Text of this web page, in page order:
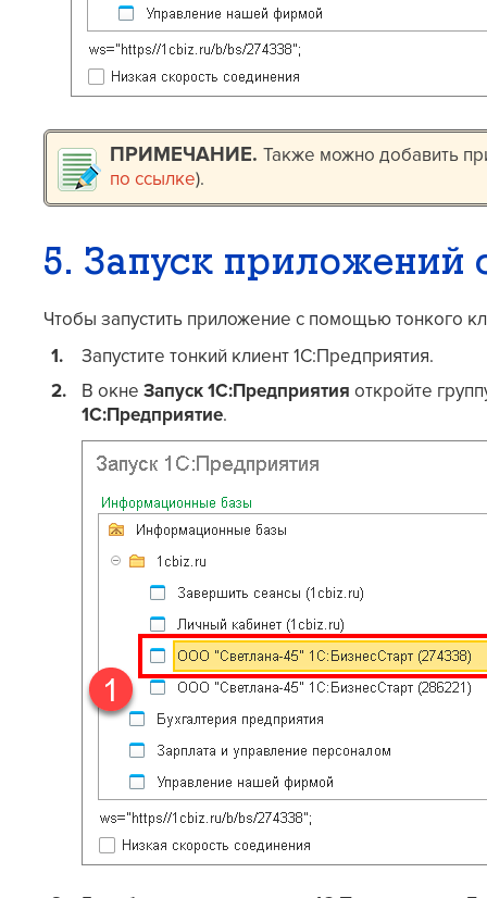
Также можно добавить
по ссылке).
5. Запуск приложений
Чтобы запустить приложение с помощью тонкого
Запустите тонкий клиент 1С:Предприятия.
В окне Запуск 1С:Предприятия откройте
1С:Предприятие.